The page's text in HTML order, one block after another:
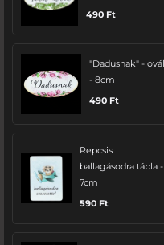
490 Ft
"Dadusnak" - ovál
- 8cm
490 Ft
Repcsis
ballagásodra tábla -
7cm
590 Ft